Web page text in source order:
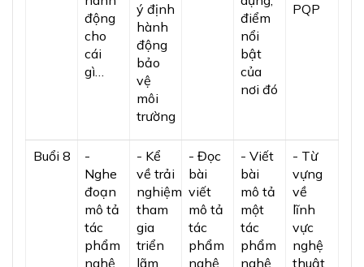
động
cho
cái
gì…
ý định
hành
động
bảo
vệ
môi
trường
điểm
nổi
bật
của
nơi đó
PQP
Buổi 8
-
Nghe
đoạn
mô tả
tác
phẩm
nghệ
- Kể
về trải
nghiệm
tham
gia
triển
lãm
- Đọc
bài
viết
mô tả
tác
phẩm
nghệ
- Viết
bài
mô tả
một
tác
phẩm
nghệ
- Từ
vựng
về
lĩnh
vực
nghệ
thuật